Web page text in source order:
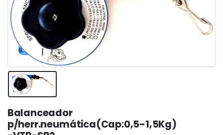
Balanceador
p/herr.neumática(Cap:0,5-1,5Kg)